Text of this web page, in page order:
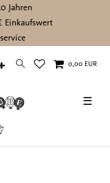
Jahren
Einkaufswert
0,00 EUR
☰